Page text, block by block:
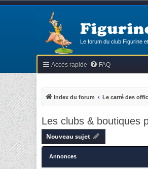
Le forum du club Figurine
Accès rapide FAQ
Index du forum Le carré des
Les clubs & boutiques
Nouveau sujet
Annonces